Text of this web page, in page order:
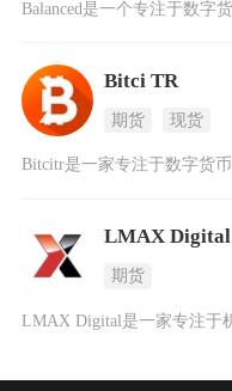
Bitci TR
期货 现货
LMAX Digital
期货